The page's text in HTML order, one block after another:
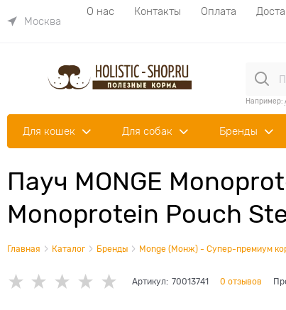
Москва
О нас Контакты Оплата
Например:
Для кошек Для собак Бренды
Пауч MONGE
Monoprotein Pouch
Главная Каталог Бренды Monge (Монж) - Супер-премиум
Артикул: 70013741 0 отзывов